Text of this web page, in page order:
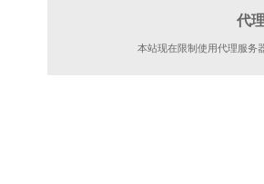
代
本站现在限制使用代理服务